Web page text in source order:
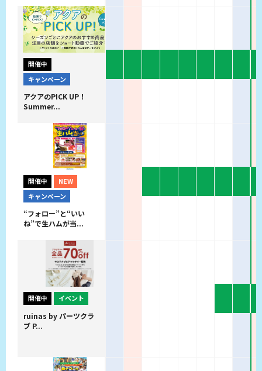
開催中
キャンペーン
アクアのPICK UP！
Summer...
開催中
NEW
キャンペーン
“フォロー”と“いい
ね”で生ハムが当...
開催中 イベント
ruinas by パーツクラ
ブ P...